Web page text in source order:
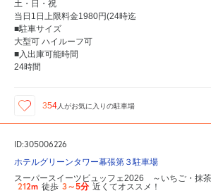
土・日・祝
当日1日上限料金1980円(24時迄
■駐車サイズ
大型可 ハイルーフ可
■入出庫可能時間
24時間
354人がお気に入りの駐車場
ID:305006226
ホテルグリーンタワー幕張第３駐車場
スーパースイーツビュッフェ2026 ～いちご・抹
212m 徒歩 3～5分 近くてオススメ！